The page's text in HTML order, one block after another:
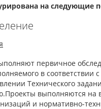
на следующие
первичное
в соответствии
Технического
выполняются
и нормативно-